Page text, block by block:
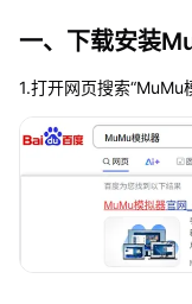
一、下载安装
1.打开网页搜索“MuMu